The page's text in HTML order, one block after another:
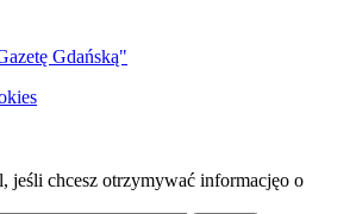
Gdańską"
jeśli chcesz otrzymywać informacjęo o